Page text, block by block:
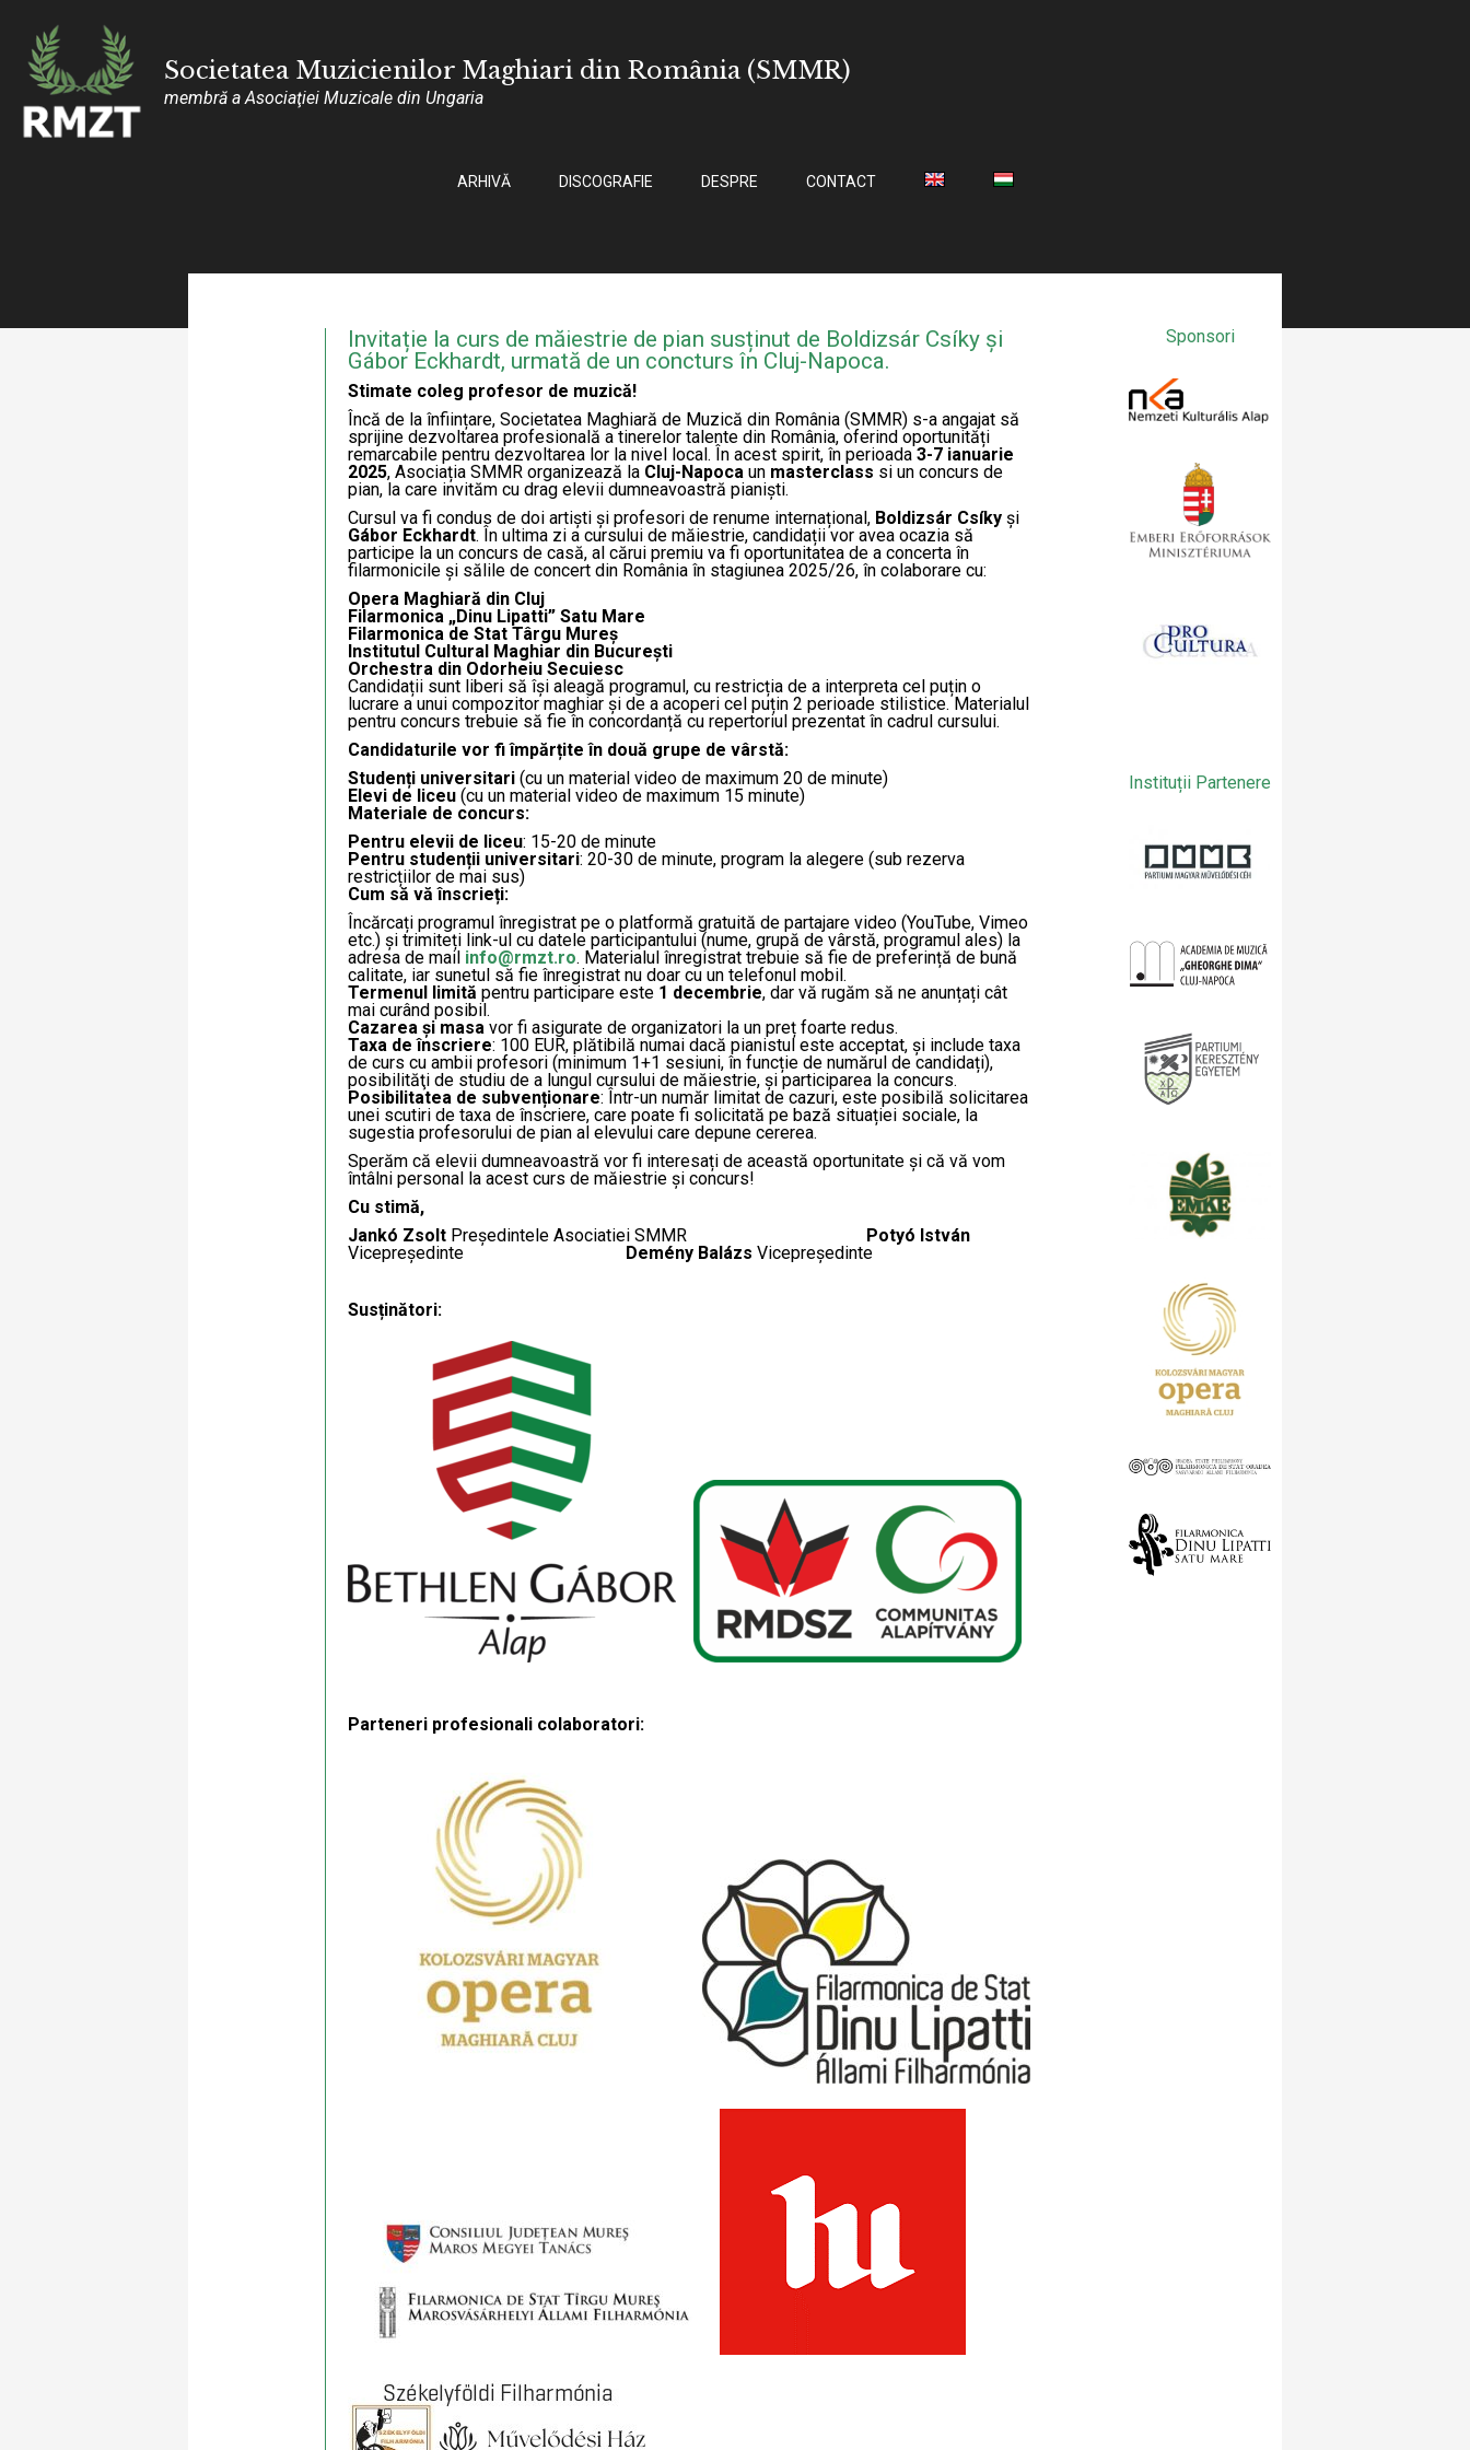
Societatea Muzicienilor Maghiari din România (SMMR)
membră a Asociaţiei Muzicale din Ungaria
ARHIVĂ DISCOGRAFIE DESPRE CONTACT
Invitație la curs de măiestrie de pian susținut de Boldizsár Csíky și
Gábor Eckhardt, urmată de un concturs în Cluj-Napoca.
Stimate coleg profesor de muzică!
Încă de la înființare, Societatea Maghiară de Muzică din România (SMMR) s-a angajat să
sprijine dezvoltarea profesională a tinerelor talente din România, oferind oportunități
remarcabile pentru dezvoltarea lor la nivel local. În acest spirit, în perioada 3-7 ianuarie
2025, Asociația SMMR organizează la Cluj-Napoca un masterclass si un concurs de
pian, la care invităm cu drag elevii dumneavoastră pianiști.
Cursul va fi condus de doi artiști și profesori de renume internațional, Boldizsár Csíky și
Gábor Eckhardt. În ultima zi a cursului de măiestrie, candidații vor avea ocazia să
participe la un concurs de casă, al cărui premiu va fi oportunitatea de a concerta în
filarmonicile și sălile de concert din România în stagiunea 2025/26, în colaborare cu:
Opera Maghiară din Cluj
Filarmonica „Dinu Lipatti” Satu Mare
Filarmonica de Stat Târgu Mureș
Institutul Cultural Maghiar din București
Orchestra din Odorheiu Secuiesc
Candidații sunt liberi să își aleagă programul, cu restricția de a interpreta cel puțin o
lucrare a unui compozitor maghiar și de a acoperi cel puțin 2 perioade stilistice. Materialul
pentru concurs trebuie să fie în concordanță cu repertoriul prezentat în cadrul cursului.
Candidaturile vor fi împărțite în două grupe de vârstă:
Studenți universitari (cu un material video de maximum 20 de minute)
Elevi de liceu (cu un material video de maximum 15 minute)
Materiale de concurs:
Pentru elevii de liceu: 15-20 de minute
Pentru studenții universitari: 20-30 de minute, program la alegere (sub rezerva
restricțiilor de mai sus)
Cum să vă înscrieți:
Încărcați programul înregistrat pe o platformă gratuită de partajare video (YouTube, Vimeo
etc.) și trimiteți link-ul cu datele participantului (nume, grupă de vârstă, programul ales) la
adresa de mail info@rmzt.ro. Materialul înregistrat trebuie să fie de preferință de bună
calitate, iar sunetul să fie înregistrat nu doar cu un telefonul mobil.
Termenul limită pentru participare este 1 decembrie, dar vă rugăm să ne anunțați cât
mai curând posibil.
Cazarea și masa vor fi asigurate de organizatori la un preț foarte redus.
Taxa de înscriere: 100 EUR, plătibilă numai dacă pianistul este acceptat, și include taxa
de curs cu ambii profesori (minimum 1+1 sesiuni, în funcție de numărul de candidați),
posibilităţi de studiu de a lungul cursului de măiestrie, și participarea la concurs.
Posibilitatea de subvenționare: Într-un număr limitat de cazuri, este posibilă solicitarea
unei scutiri de taxa de înscriere, care poate fi solicitată pe bază situației sociale, la
sugestia profesorului de pian al elevului care depune cererea.
Sperăm că elevii dumneavoastră vor fi interesați de această oportunitate și că vă vom
întâlni personal la acest curs de măiestrie și concurs!
Cu stimă,
Jankó Zsolt Președintele Asociatiei SMMR
Potyó István
Vicepreședinte Demény Balázs Vicepreședinte
Susținători:
Parteneri profesionali colaboratori:
Sponsori
Instituții Partenere